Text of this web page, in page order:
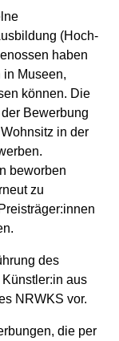
(Hoch­
haben
Museen,
können. Die
Bewerbung
in der
beworben
zu
des
aus
NRWKS vor.
die per